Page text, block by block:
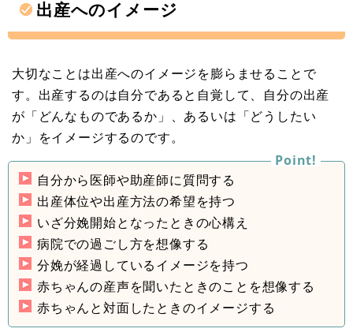
出産へのイメージ
大切なことは出産へのイメージを膨らませることで
す。出産するのは自分であると自覚して、自分の出産
が「どんなものであるか」、あるいは「どうしたい
か」をイメージするのです。
自分から医師や助産師に質問する
出産体位や出産方法の希望を持つ
いざ分娩開始となったときの心構え
病院での過ごし方を想像する
分娩が経過しているイメージを持つ
赤ちゃんの産声を聞いたときのことを想像する
赤ちゃんと対面したときのイメージする